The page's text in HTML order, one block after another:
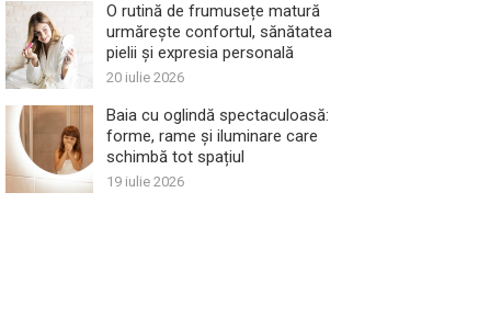
O rutină de frumusețe matură
urmărește confortul, sănătatea
pielii și expresia personală
20 iulie 2026
Baia cu oglindă spectaculoasă:
forme, rame și iluminare care
schimbă tot spațiul
19 iulie 2026